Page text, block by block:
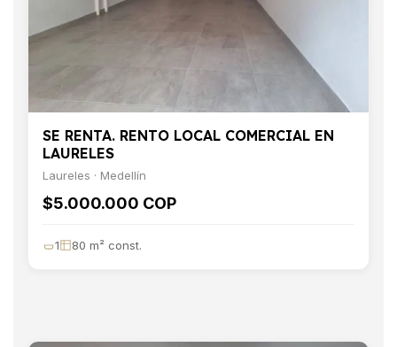
SE RENTA. RENTO LOCAL COMERCIAL EN
LAURELES
Laureles · Medellín
$5.000.000 COP
1 80 m² const.